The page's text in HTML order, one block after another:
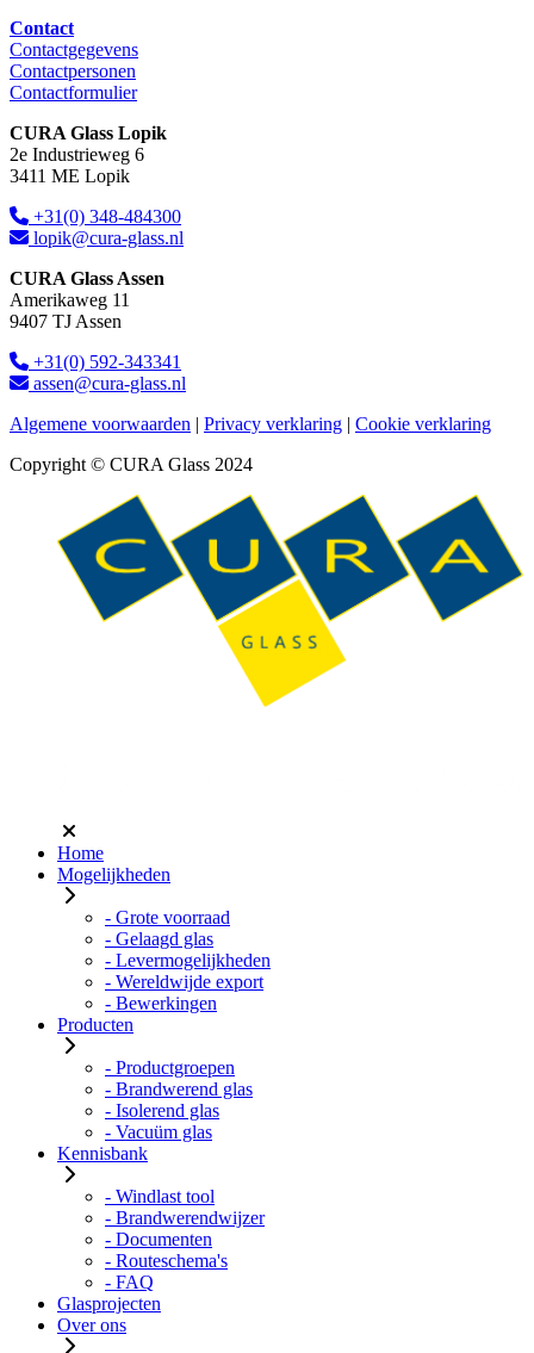
Contact
Contactgegevens
Contactpersonen
Contactformulier
CURA Glass Lopik
2e Industrieweg 6
3411 ME Lopik
+31(0) 348-484300
lopik@cura-glass.nl
CURA Glass Assen
Amerikaweg 11
9407 TJ Assen
+31(0) 592-343341
assen@cura-glass.nl
Algemene voorwaarden | Privacy verklaring | Cookie verklaring
Copyright © CURA Glass 2024
Home
Mogelijkheden
- Grote voorraad
- Gelaagd glas
- Levermogelijkheden
- Wereldwijde export
- Bewerkingen
Producten
- Productgroepen
- Brandwerend glas
- Isolerend glas
- Vacuüm glas
Kennisbank
- Windlast tool
- Brandwerendwijzer
- Documenten
- Routeschema's
- FAQ
Glasprojecten
Over ons